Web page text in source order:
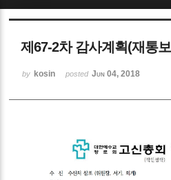
제67-2차 감사계획(재통
by kosin posted Jun 04, 2018
Sketchbook5,
Sketchbook5,